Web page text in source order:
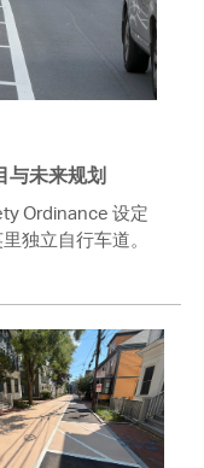
与未来规划
Ordinance 设定
独立自行车道。